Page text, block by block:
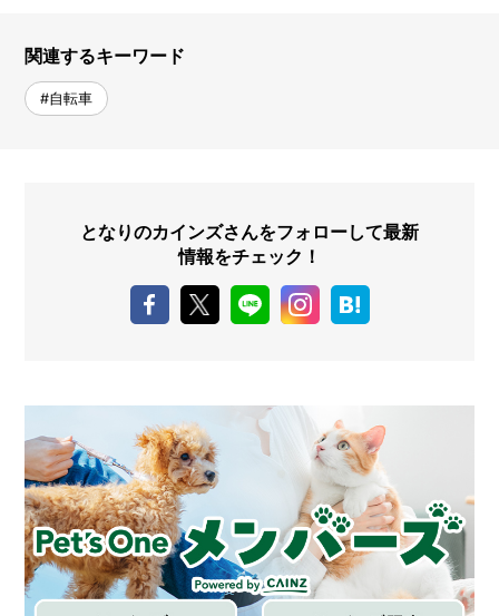
関連するキーワード
#自転車
となりのカインズさんをフォローして最新
情報をチェック！